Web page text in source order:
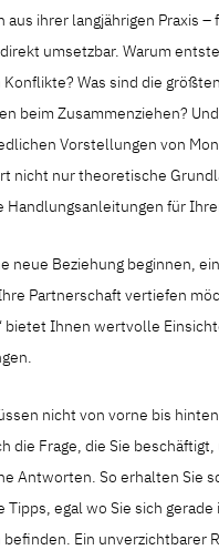
aus ihrer langjährigen Praxis –
umsetzbar. Warum
Was sind die größten
beim Zusammenziehen?
Vorstellungen von
nicht nur theoretische
Handlungsanleitungen für
neue Beziehung beginnen,
Partnerschaft vertiefen
bietet Ihnen wertvolle
nicht von vorne bis
die Frage, die Sie
Antworten. So erhalten Sie
Tipps, egal wo Sie sich gerade
Ein unverzichtbarer